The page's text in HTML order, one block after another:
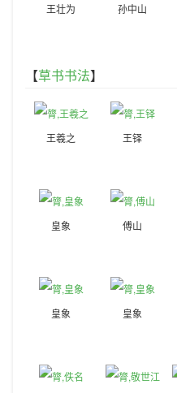
王壮为 孙中山
【草书书法】
王羲之 王铎
皇象 傅山
皇象 皇象